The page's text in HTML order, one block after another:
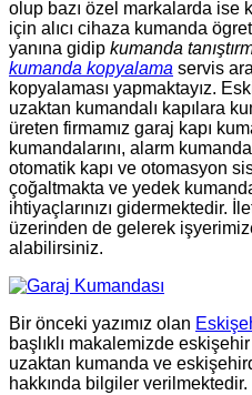
olup bazı özel markalarda ise
için alıcı cihaza kumanda
yanına gidip kumanda
kumanda kopyalama servis
kopyalaması yapmaktayız.
uzaktan kumandalı kapılara
üreten firmamız garaj kapı
kumandalarını, alarm
otomatik kapı ve otomasyon
çoğaltmakta ve yedek
ihtiyaçlarınızı gidermektedir.
üzerinden de gelerek
alabilirsiniz.
Bir önceki yazımız olan
başlıklı makalemizde
uzaktan kumanda ve
hakkında bilgiler verilmektedir.